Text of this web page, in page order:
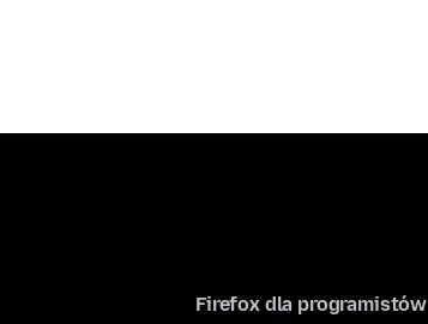
Firefox dla programistów